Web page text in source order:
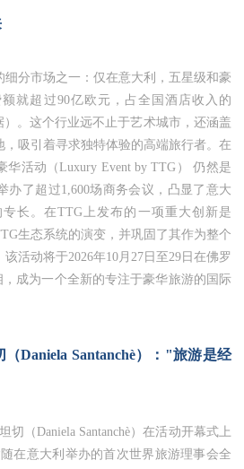
分市场之一：仅在意大利，五星级和豪
就超过90亿欧元，占全国酒店收入的
）。这个行业远不止于艺术城市，还涵盖
，吸引着寻求独特体验的高端旅行者。在
华活动（Luxury Event by TTG） 仍然是
办了超过1,600场商务会议，凸显了意大
长。在TTG上发布的一项重大创新是
生态系统的演变，并巩固了其作为整个
活动将于2026年10月27日至29日在佛罗
，成为一个全新的专注于豪华旅游的国际
Daniela Santanchè）："旅游是经
切（Daniela Santanchè）在活动开幕式上
在意大利举办的首次世界旅游理事会全